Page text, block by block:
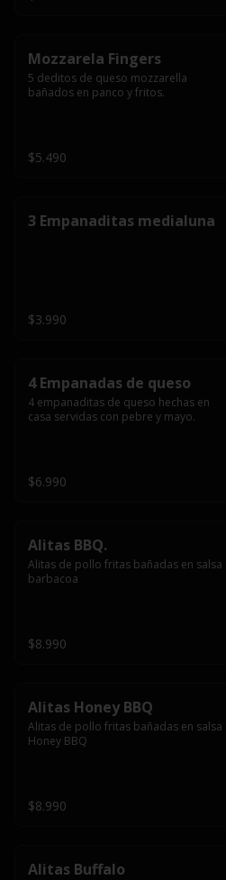
Mozzarela Fingers
5 deditos de queso mozzarella
bañados en panco y fritos.
$5.490
3 Empanaditas medialuna
$3.990
4 Empanadas de queso
4 empanaditas de queso hechas en
casa servidas con pebre y mayo.
$6.990
Alitas BBQ.
Alitas de pollo fritas bañadas en salsa
barbacoa
$8.990
Alitas Honey BBQ
Alitas de pollo fritas bañadas en salsa
Honey BBQ
$8.990
Alitas Buffalo